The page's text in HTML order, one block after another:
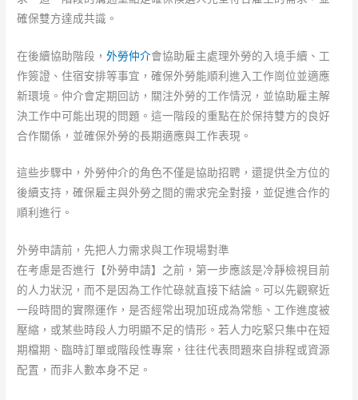
確保雙方達成共識。
在後續協助階段，外勞仲介會協助雇主處理外勞的入境手續、工
作簽證、住宿安排等事宜，確保外勞能順利進入工作崗位並適應
新環境。仲介會定期回訪，關注外勞的工作情況，並協助雇主解
決工作中可能出現的問題。這一階段的重點在於保持雙方的良好
合作關係，並確保外勞的長期適應與工作表現。
這些步驟中，外勞仲介的角色不僅是協助招聘，還提供全方位的
後續支持，確保雇主與外勞之間的需求完全對接，並促進合作的
順利進行。
外勞申請前，先把人力需求與工作現場對準
在考慮是否進行【外勞申請】之前，第一步應該是冷靜檢視目前
的人力狀況，而不是因為工作忙碌就直接下結論。可以先觀察近
一段時間的實際運作，是否經常出現加班成為常態、工作進度被
壓縮，或某些時段人力明顯不足的情形。若人力吃緊只集中在短
期檔期、臨時訂單或階段性專案，往往代表問題來自排程或資源
配置，而非人數本身不足。